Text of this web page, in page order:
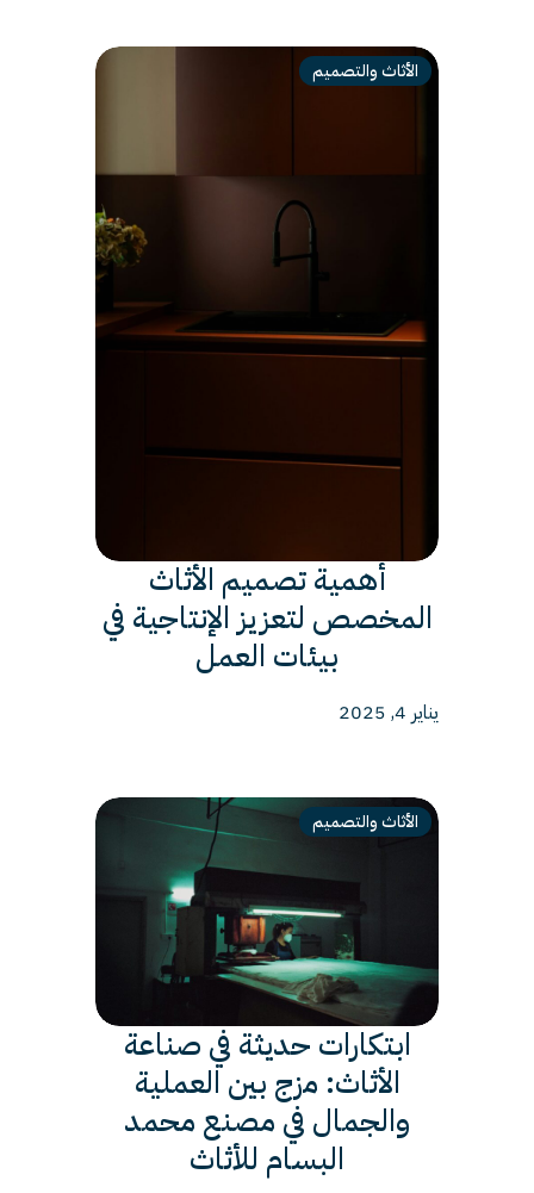
الأثاث والتصميم
أهمية تصميم الأثاث
المخصص لتعزيز الإنتاجية في
بيئات العمل
يناير 4, 2025
الأثاث والتصميم
ابتكارات حديثة في صناعة
الأثاث: مزج بين العملية
والجمال في مصنع محمد
البسام للأثاث